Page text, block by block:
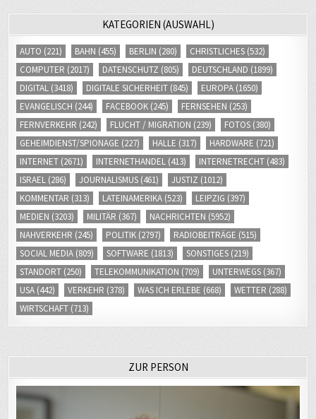
KATEGORIEN (AUSWAHL)
AUTO (221) BAHN (455) BERLIN (280) CHRISTLICHES (532)
COMPUTER (2017) DATENSCHUTZ (805) DEUTSCHLAND (1899)
DIGITAL (3418) DIGITALE SICHERHEIT (845) EUROPA (1650)
EVANGELISCH (244) FACEBOOK (245) FERNSEHEN (253)
FERNVERKEHR (242) FLUCHT / MIGRATION (239) FOTOS (380)
GEHEIMDIENST/SPIONAGE (227) HALLE (317) HARDWARE (721)
INTERNET (2671) INTERNETHANDEL (413) INTERNETRECHT (483)
ISRAEL (286) JOURNALISMUS (461) JUSTIZ (1012)
KOMMENTAR (313) LATEINAMERIKA (523) LEIPZIG (397)
MEDIEN (3203) MILITÄR (367) NACHRICHTEN (5952)
NAHVERKEHR (245) POLITIK (2797) RADIOBEITRÄGE (515)
SOCIAL MEDIA (809) SOFTWARE (1813) SONSTIGES (219)
STANDORT (250) TELEKOMMUNIKATION (709) UNTERWEGS (367)
USA (442) VERKEHR (378) WAS ICH ERLEBE (668) WETTER (288)
WIRTSCHAFT (713)
ZUR PERSON